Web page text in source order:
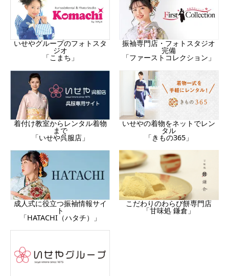
いせやグループのフォトスタ
ジオ
「こまち」
振袖専門店・フォトスタジオ
完備
「ファーストコレクション」
着付け教室からレンタル着物
まで
「いせや呉服店」
いせやの着物をネットでレン
タル
「きもの365」
成人式に役立つ振袖情報サイ
ト
「HATACHI（ハタチ）」
こだわりのわらび餅専門店
「甘味処 鎌倉」